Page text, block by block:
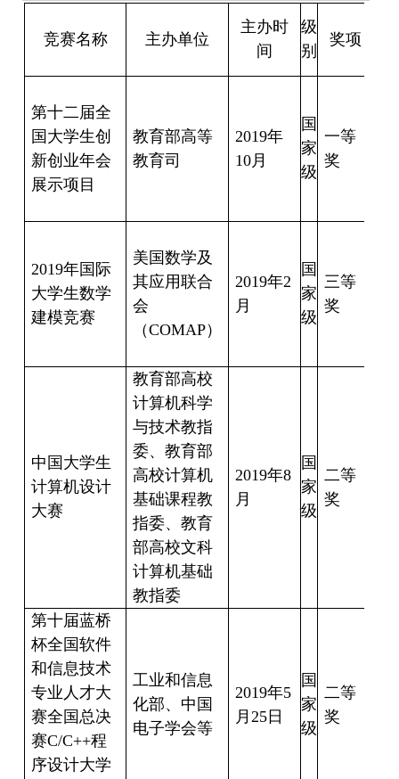
竞赛名称 主办单位
主办时
间
级
别
奖项
第十二届全
国大学生创
新创业年会
展示项目
教育部高等
教育司
2019年
10月
国
家
级
一等
奖
2019年国际
大学生数学
建模竞赛
美国数学及
其应用联合
会
（COMAP）
2019年2
月
国
家
级
三等
奖
中国大学生
计算机设计
大赛
教育部高校
计算机科学
与技术教指
委、教育部
高校计算机
基础课程教
指委、教育
部高校文科
计算机基础
教指委
2019年8
月
国
家
级
二等
奖
第十届蓝桥
杯全国软件
和信息技术
专业人才大
赛全国总决
赛C/C++程
序设计大学
工业和信息
化部、中国
电子学会等
2019年5
月 25 日
国
家
级
二等
奖